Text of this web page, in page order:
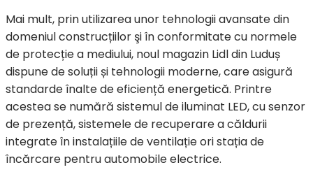
Mai mult, prin utilizarea unor tehnologii avansate din
domeniul construcțiilor şi în conformitate cu normele
de protecție a mediului, noul magazin Lidl din Luduș
dispune de soluții și tehnologii moderne, care asigură
standarde înalte de eficiență energetică. Printre
acestea se numără sistemul de iluminat LED, cu senzor
de prezență, sistemele de recuperare a căldurii
integrate în instalațiile de ventilație ori stația de
încărcare pentru automobile electrice.